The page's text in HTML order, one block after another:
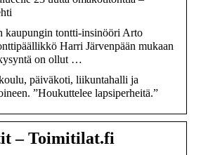
tontti-insinööri Arto
Harri Järvenpään mukaan
on ollut …
päiväkoti, liikuntahalli ja
”Houkuttelee lapsiperheitä.”
– Toimitilat.fi